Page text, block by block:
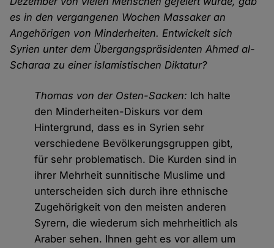
es in den vergangenen Wochen Massaker an
Angehörigen von Minderheiten. Entwickelt sich
Syrien unter dem Übergangspräsidenten Ahmed al-
Scharaa zu einer islamistischen Diktatur?
Thomas von der Osten-Sacken: Ich halte
den Minderheiten-Diskurs vor dem
Hintergrund, dass es in Syrien sehr
verschiedene Bevölkerungsgruppen gibt,
für sehr problematisch. Die Kurden sind in
ihrer Mehrheit sunnitische Muslime und
unterscheiden sich durch ihre ethnische
Zugehörigkeit von den meisten anderen
Syrern, die wiederum sich mehrheitlich als
Araber sehen. Ihnen geht es vor allem um